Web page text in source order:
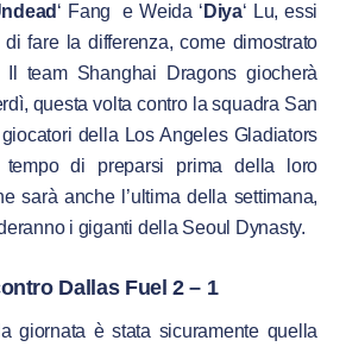
‘ Fang e Weida ‘ Diya‘ Lu, essi
fare la differenza, come dimostrato
team Shanghai Dragons giocherà
questa volta contro la squadra San
della Los Angeles Gladiators
di preparsi prima della loro
sarà anche l’ultima della settimana,
i giganti della Seoul Dynasty.
Dallas Fuel 2 – 1
giornata è stata sicuramente quella